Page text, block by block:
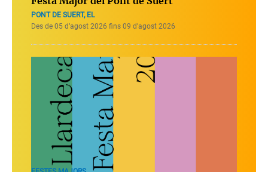
PONT DE SUERT, EL
Des de 05 d’agost 2026 fins 09 d’agost 2026